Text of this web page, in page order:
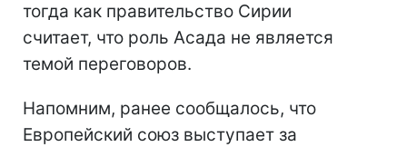
тогда как правительство Сирии
считает, что роль Асада не является
темой переговоров.
Напомним, ранее сообщалось, что
Европейский союз выступает за